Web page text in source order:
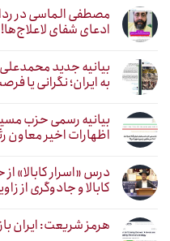
مصطفی الماسی در
ادعای شفای لاعلاج‌ها!
بیانیه جدید
به ایران؛ نگرانی یا
بیانیه رسمی حزب
اظهارات اخیر معاون
درس «اسرار کابالا»
کابالا و جادوگری از
هرمز شریعت: ایران